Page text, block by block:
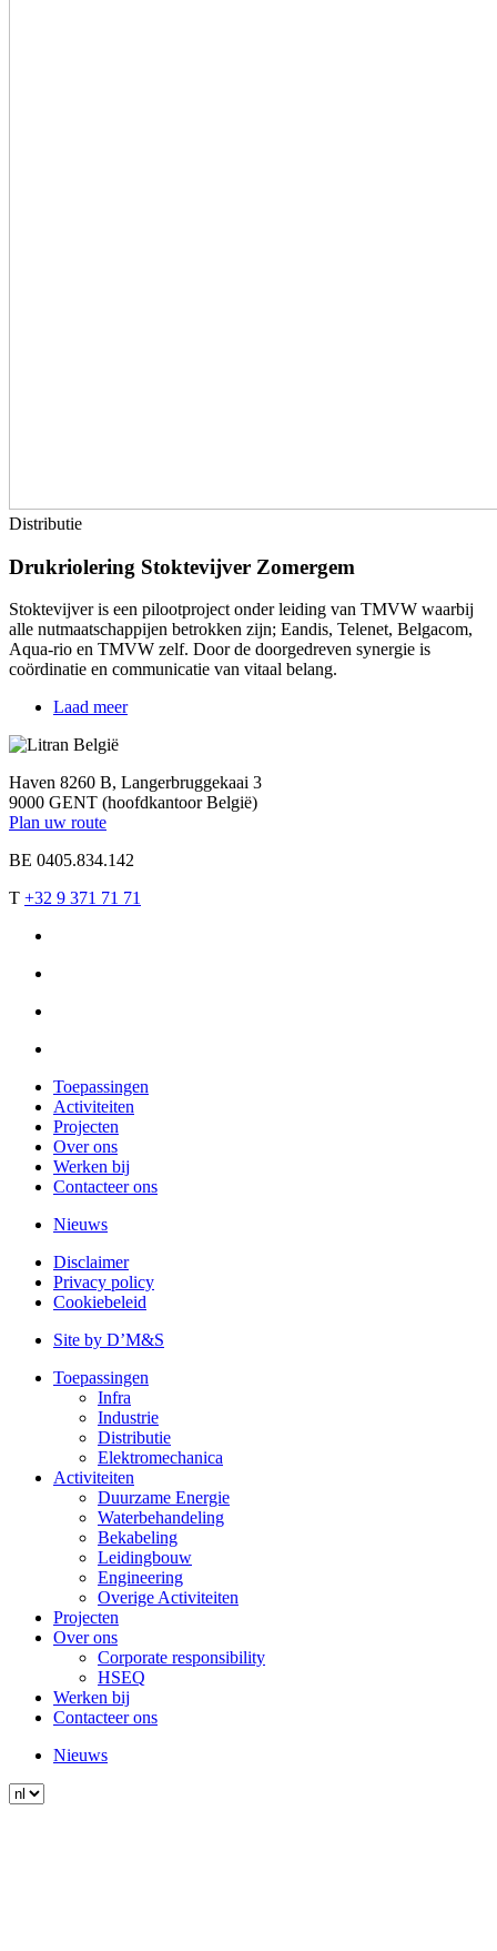
Distributie
Drukriolering Stoktevijver Zomergem
Stoktevijver is een pilootproject onder leiding van TMVW waarbij
alle nutmaatschappijen betrokken zijn; Eandis, Telenet, Belgacom,
Aqua-rio en TMVW zelf. Door de doorgedreven synergie is
coördinatie en communicatie van vitaal belang.
Laad meer
Haven 8260 B, Langerbruggekaai 3
9000 GENT (hoofdkantoor België)
Plan uw route
BE 0405.834.142
T +32 9 371 71 71
Toepassingen
Activiteiten
Projecten
Over ons
Werken bij
Contacteer ons
Nieuws
Disclaimer
Privacy policy
Cookiebeleid
Site by D’M&S
Toepassingen
Infra
Industrie
Distributie
Elektromechanica
Activiteiten
Duurzame Energie
Waterbehandeling
Bekabeling
Leidingbouw
Engineering
Overige Activiteiten
Projecten
Over ons
Corporate responsibility
HSEQ
Werken bij
Contacteer ons
Nieuws